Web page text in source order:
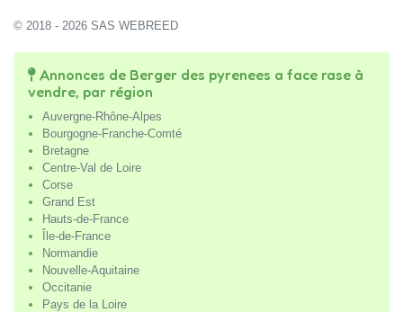
© 2018 - 2026 SAS WEBREED
Annonces de Berger des pyrenees a face rase à
vendre, par région
Auvergne-Rhône-Alpes
Bourgogne-Franche-Comté
Bretagne
Centre-Val de Loire
Corse
Grand Est
Hauts-de-France
Île-de-France
Normandie
Nouvelle-Aquitaine
Occitanie
Pays de la Loire